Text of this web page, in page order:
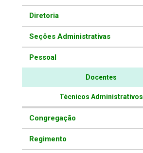
Diretoria
Seções Administrativas
Pessoal
Docentes
Técnicos Administrativos
Congregação
Regimento